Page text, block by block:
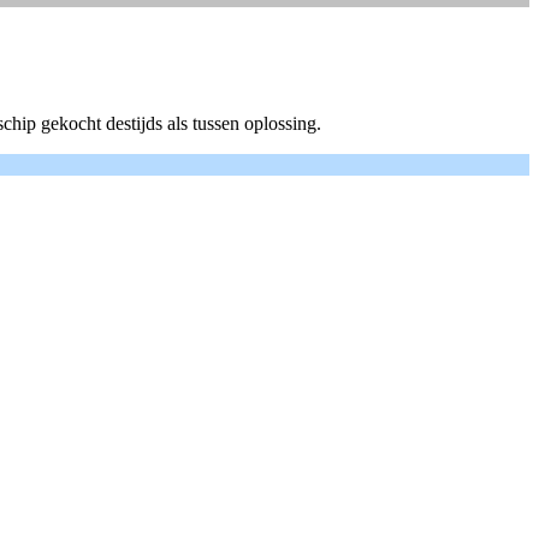
gekocht destijds als tussen oplossing.